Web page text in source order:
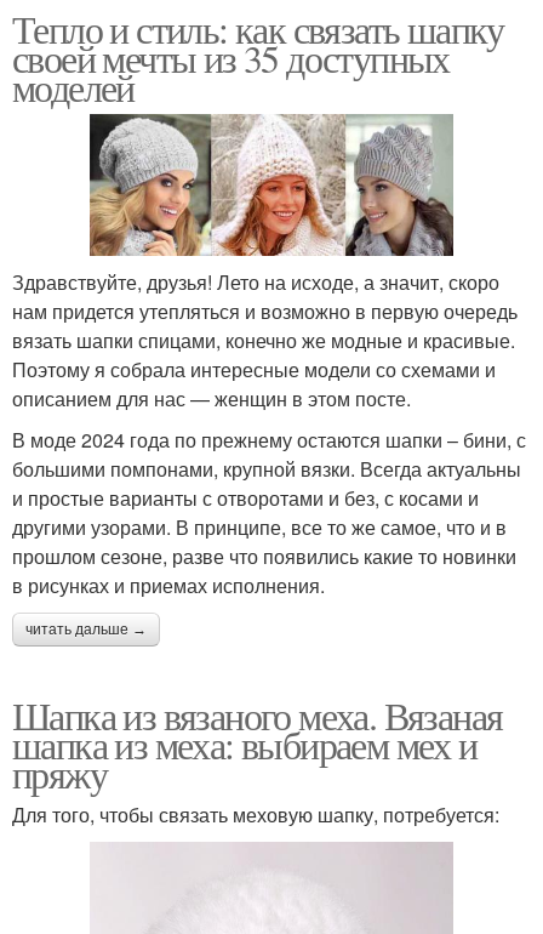
Тепло и стиль: как связать шапку
своей мечты из 35 доступных
моделей
Здравствуйте, друзья! Лето на исходе, а значит, скоро
нам придется утепляться и возможно в первую очередь
вязать шапки спицами, конечно же модные и красивые.
Поэтому я собрала интересные модели со схемами и
описанием для нас — женщин в этом посте.
В моде 2024 года по прежнему остаются шапки – бини, с
большими помпонами, крупной вязки. Всегда актуальны
и простые варианты с отворотами и без, с косами и
другими узорами. В принципе, все то же самое, что и в
прошлом сезоне, разве что появились какие то новинки
в рисунках и приемах исполнения.
читать дальше →
Шапка из вязаного меха. Вязаная
шапка из меха: выбираем мех и
пряжу
Для того, чтобы связать меховую шапку, потребуется: